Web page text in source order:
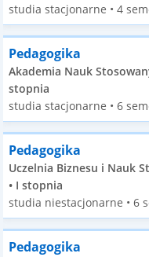
studia stacjonarne • 4
Pedagogika
Akademia Nauk
stopnia
studia stacjonarne • 6
Pedagogika
Uczelnia Biznesu i Nauk
• I stopnia
studia niestacjonarne • 6
Pedagogika